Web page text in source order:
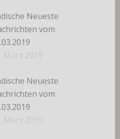
Neueste
vom
März 2019
Neueste
vom
März 2019